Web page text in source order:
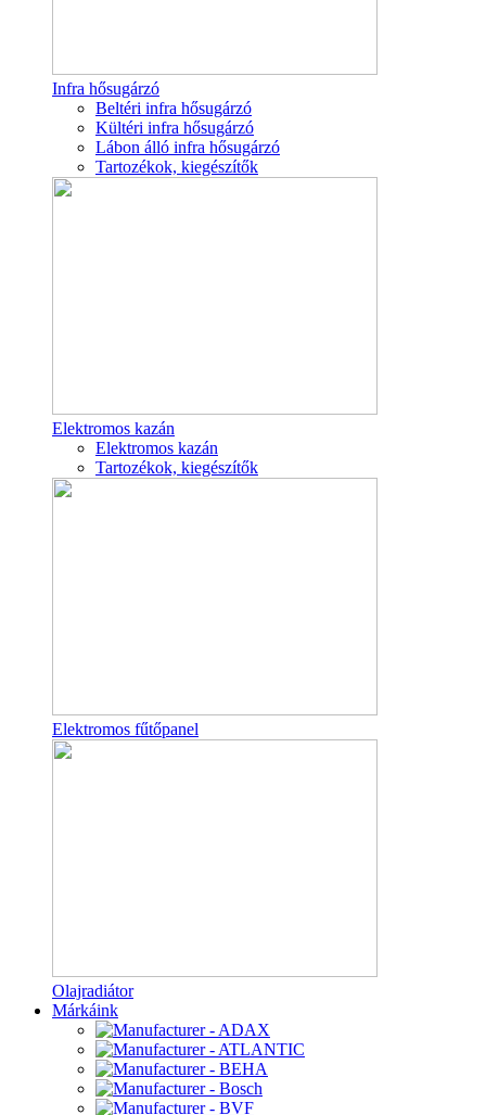
Infra hősugárzó
Beltéri infra hősugárzó
Kültéri infra hősugárzó
Lábon álló infra hősugárzó
Tartozékok, kiegészítők
Elektromos kazán
Elektromos kazán
Tartozékok, kiegészítők
Elektromos fűtőpanel
Olajradiátor
Márkáink